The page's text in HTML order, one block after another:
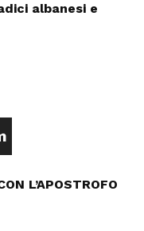
albanesi e
L’APOSTROFO